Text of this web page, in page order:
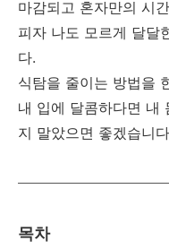
마감되고 혼자만의 시
피자 나도 모르게 달달
다.
식탐을 줄이는 방법을
내 입에 달콤하다면 내
지 말았으면 좋겠습니
목차